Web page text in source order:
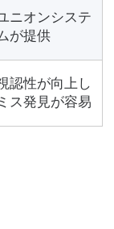
ニオンシステ
が提供
認性が向上し
ミス発見が容易